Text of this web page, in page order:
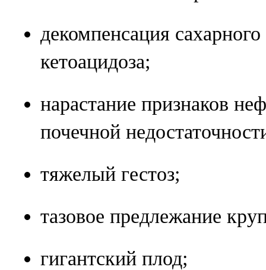
декомпенсация
кетоацидоза;
нарастание признаков
почечной
тяжелый гестоз;
тазовое предлежание
гигантский плод;